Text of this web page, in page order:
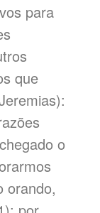
para
que
o
orando,